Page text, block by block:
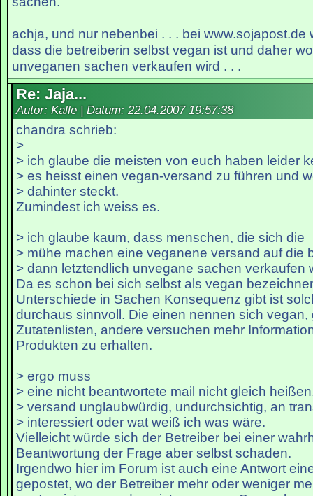
achja, und nur nebenbei . . . bei www.sojapost.de
dass die betreiberin selbst vegan ist und daher
unveganen sachen verkaufen wird . . .
Re: Jaja...
Autor: Kalle | Datum: 22.04.2007 19:57:38
chandra schrieb:
>
> ich glaube die meisten von euch haben leider
> es heisst einen vegan-versand zu führen und
> dahinter steckt.
Zumindest ich weiss es.
> ich glaube kaum, dass menschen, die sich die
> mühe machen eine veganene versand auf die
> dann letztendlich unvegane sachen verkaufen
Da es schon bei sich selbst als vegan
Unterschiede in Sachen Konsequenz gibt ist
durchaus sinnvoll. Die einen nennen sich
Zutatenlisten, andere versuchen mehr
Produkten zu erhalten.
> ergo muss
> eine nicht beantwortete mail nicht gleich
> versand unglaubwürdig, undurchsichtig, an
> interessiert oder wat weiß ich was wäre.
Vielleicht würde sich der Betreiber bei einer
Beantwortung der Frage aber selbst schaden.
Irgendwo hier im Forum ist auch eine Antwort
gepostet, wo der Betreiber mehr oder weniger